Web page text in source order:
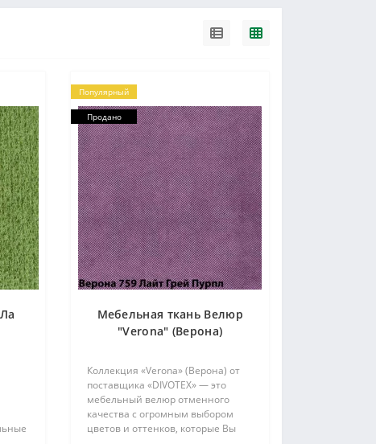
Популярный
Продано
Мебельная ткань Велюр
"Verona" (Верона)
Коллекция «Verona» (Верона) от
поставщика «DIVOTEX» — это
мебельный велюр отменного
качества с огромным выбором
цветов и оттенков, которые Вы